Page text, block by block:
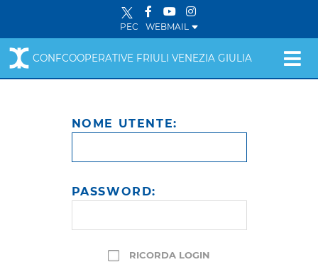
PEC WEBMAIL
CONFCOOPERATIVE FRIULI VENEZIA GIULIA
NOME UTENTE:
PASSWORD:
RICORDA LOGIN